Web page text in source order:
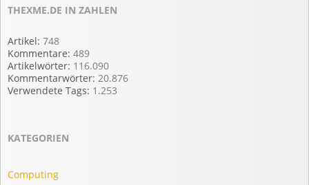
THEXME.DE IN ZAHLEN
Artikel: 748
Kommentare: 489
Artikelwörter: 116.090
Kommentarwörter: 20.876
Verwendete Tags: 1.253
KATEGORIEN
Computing